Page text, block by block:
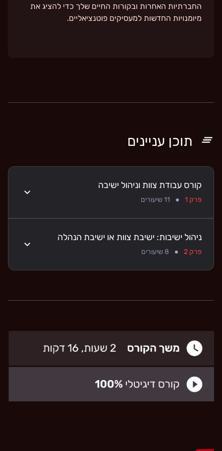
החברתיות האחרות ובקורות החיים שלך כדי להציג את
מיומנויות החדשות למעסיקים פוטנציאליים.
תוכן עניינים
קורס עבודת צוות וניהול ישיבה
פרק 1 11 שיעורים
ניהול ישיבות: ישיבת צוות או ישיבת הנהלה
פרק 2 8 שיעורים